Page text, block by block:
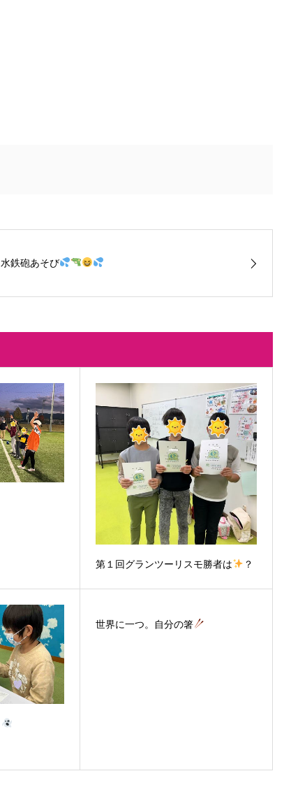
水鉄砲あそび
第１回グランツーリスモ勝者は ？
世界に一つ。自分の箸